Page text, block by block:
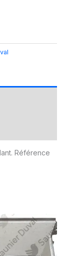
Référence